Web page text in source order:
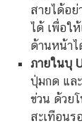
สายได้อย่
ได้ เพื่อใ
ด้านหน้าไ
ภายในบุ
ปุ่มกด แล
ข่วน ด้วย
สะเทือนร